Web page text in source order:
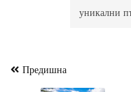
уникални
Навигация
Предишна